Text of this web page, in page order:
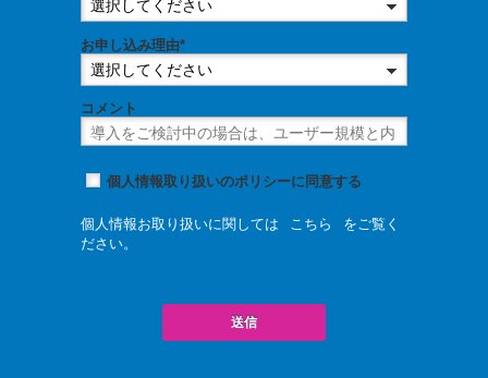
お申し込み理由*
コメント
個人情報取り扱いのポリシーに同意する
個人情報お取り扱いに関しては こちら
をご覧く
ださい。
送信